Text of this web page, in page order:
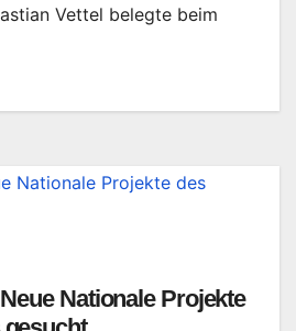
Vettel belegte beim
Nationale Projekte